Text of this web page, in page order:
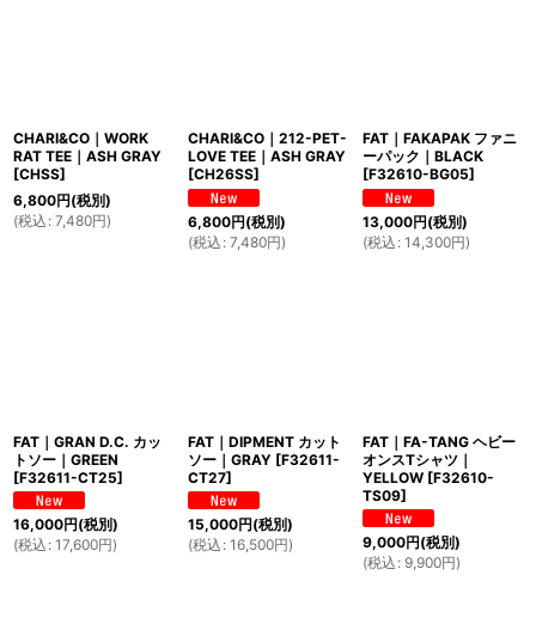
CHARI&CO｜WORK
RAT TEE｜ASH GRAY
[CHSS]
6,800円(税別)
(税込 : 7,480円)
CHARI&CO｜212-PET-
LOVE TEE｜ASH GRAY
[CH26SS]
6,800円(税別)
(税込 : 7,480円)
FAT｜FAKAPAK ファニ
ーパック｜BLACK
[F32610-BG05]
13,000円(税別)
(税込 : 14,300円)
FAT｜GRAN D.C. カッ
トソー｜GREEN
[F32611-CT25]
16,000円(税別)
(税込 : 17,600円)
FAT｜DIPMENT カット
ソー｜GRAY [F32611-
CT27]
15,000円(税別)
(税込 : 16,500円)
FAT｜FA-TANG ヘビー
オンスTシャツ｜
YELLOW [F32610-
TS09]
9,000円(税別)
(税込 : 9,900円)